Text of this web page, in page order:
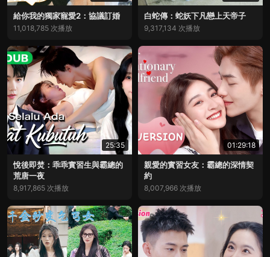
給你我的獨家寵愛2：協議訂婚
11,018,785 次播放
白蛇傳：蛇妖下凡戀上天帝子
9,317,134 次播放
25:35
悅後即焚：乖乖實習生與霸總的
荒唐一夜
8,917,865 次播放
01:29:18
親愛的實習女友：霸總的深情契
約
8,007,966 次播放